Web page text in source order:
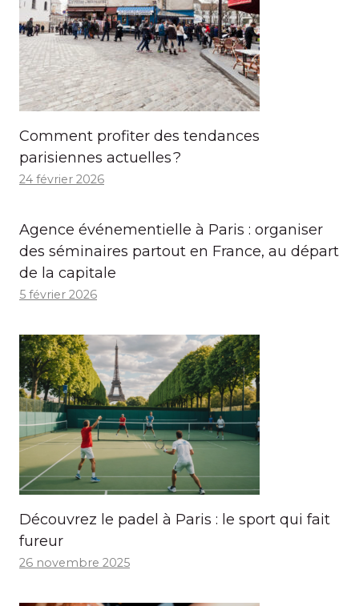
Comment profiter des tendances
parisiennes actuelles ?
24 février 2026
Agence événementielle à Paris : organiser
des séminaires partout en France, au départ
de la capitale
5 février 2026
Découvrez le padel à Paris : le sport qui fait
fureur
26 novembre 2025